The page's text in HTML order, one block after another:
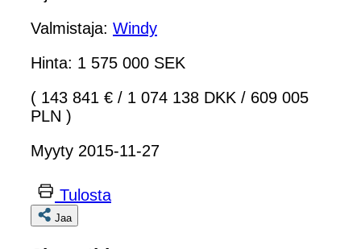
Valmistaja: Windy
Hinta: 1 575 000 SEK
( 143 841 € / 1 074 138 DKK / 609 005
PLN )
Myyty 2015-11-27
Tulosta
Jaa